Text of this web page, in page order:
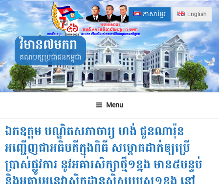
Skip
to
content
ភាសាខ្មែរ English
វិមាន៧មករា
គណបក្សប្រជាជនកម្ពុជា
Menu
ឯកឧត្តម បណ្ឌិតសភាចារ្យ ហង់ ជួនណារ៉ុន
អញ្ជើញជាអធិបតីក្នុងពិធី សម្ពោធដាក់ឲ្យប្រើ
ប្រាស់ផ្លូវការ នូវអគារសិក្សាថ្មី១ខ្នង មាន៥បន្ទប់